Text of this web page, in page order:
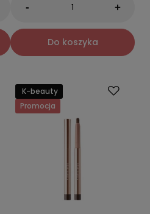
- +
Do koszyka
K-beauty
Promocja